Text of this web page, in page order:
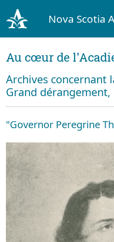
Nova Scotia
Au cœur de
Archives concernant
Grand dérangement,
"Governor Peregrine